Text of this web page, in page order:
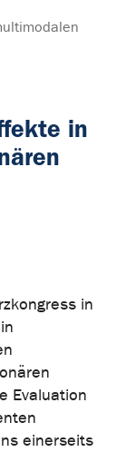
in
in
Evaluation
einerseits